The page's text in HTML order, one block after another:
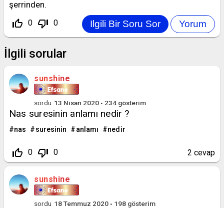
şerrinden.
thumb_up_off_alt 0 thumb_down_off_alt 0
İlgili sorular
sunshine
sordu 13 Nisan 2020 234 gösterim
Nas suresinin anlamı nedir ?
nas suresinin anlamı nedir
thumb_up_off_alt 0 thumb_down_off_alt 0 2 cevap
sunshine
sordu 18 Temmuz 2020 198 gösterim